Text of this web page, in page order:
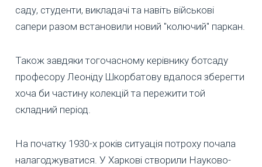
саду, студенти, викладачі та навіть військові
сапери разом встановили новий "колючий" паркан.
Також завдяки тогочасному керівнику ботсаду
професору Леоніду Шкорбатову вдалося зберегти
хоча би частину колекцій та пережити той
складний період.
На початку 1930-х років ситуація потроху почала
налагоджуватися. У Харкові створили Науково-